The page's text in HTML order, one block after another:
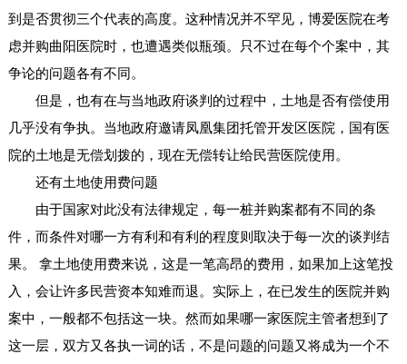
到是否贯彻三个代表的高度。这种情况并不罕见，博爱医院在考
虑并购曲阳医院时，也遭遇类似瓶颈。只不过在每个个案中，其
争论的问题各有不同。
但是，也有在与当地政府谈判的过程中，土地是否有偿使用
几乎没有争执。当地政府邀请凤凰集团托管开发区医院，国有医
院的土地是无偿划拨的，现在无偿转让给民营医院使用。
还有土地使用费问题
由于国家对此没有法律规定，每一桩并购案都有不同的条
件，而条件对哪一方有利和有利的程度则取决于每一次的谈判结
果。 拿土地使用费来说，这是一笔高昂的费用，如果加上这笔投
入，会让许多民营资本知难而退。实际上，在已发生的医院并购
案中，一般都不包括这一块。然而如果哪一家医院主管者想到了
这一层，双方又各执一词的话，不是问题的问题又将成为一个不